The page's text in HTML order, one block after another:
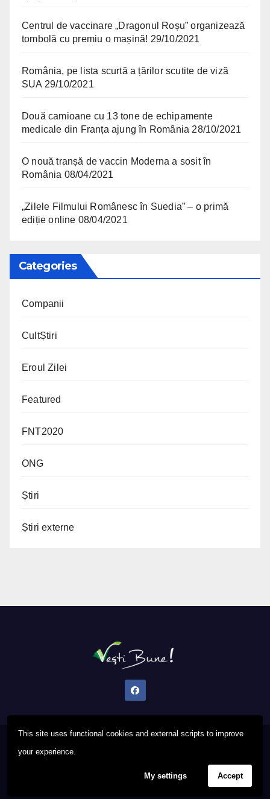
This site uses functional cookies and external scripts to improve
your experience.
My settings Accept
Centrul de vaccinare „Dragonul Roșu” organizează
tombolă cu premiu o mașină! 29/10/2021
România, pe lista scurtă a țărilor scutite de viză
SUA 29/10/2021
Două camioane cu 13 tone de echipamente
medicale din Franța ajung în România 28/10/2021
O nouă tranșă de vaccin Moderna a sosit în
România 08/04/2021
„Zilele Filmului Românesc în Suedia” – o primă
ediție online 08/04/2021
Categories
Companii
CultȘtiri
Eroul Zilei
Featured
FNT2020
ONG
Știri
Știri externe
Proudly powered by WordPress
Privacy PolicyFAQ